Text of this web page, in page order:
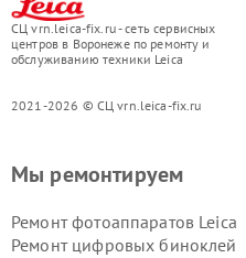
СЦ vrn.leica-fix.ru - сеть сервисных
центров в Воронеже по ремонту и
обслуживанию техники Leica
2021-2026 © СЦ vrn.leica-fix.ru
Мы ремонтируем
Ремонт фотоаппаратов Leica
Ремонт цифровых биноклей